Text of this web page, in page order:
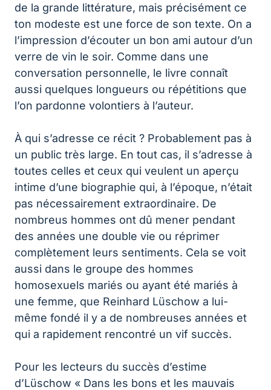
de la grande littérature, mais précisément ce
ton modeste est une force de son texte. On a
l’impression d’écouter un bon ami autour d’un
verre de vin le soir. Comme dans une
conversation personnelle, le livre connaît
aussi quelques longueurs ou répétitions que
l’on pardonne volontiers à l’auteur.
À qui s’adresse ce récit ? Probablement pas à
un public très large. En tout cas, il s’adresse à
toutes celles et ceux qui veulent un aperçu
intime d’une biographie qui, à l’époque, n’était
pas nécessairement extraordinaire. De
nombreus hommes ont dû mener pendant
des années une double vie ou réprimer
complètement leurs sentiments. Cela se voit
aussi dans le groupe des hommes
homosexuels mariés ou ayant été mariés à
une femme, que Reinhard Lüschow a lui-
même fondé il y a de nombreuses années et
qui a rapidement rencontré un vif succès.
Pour les lecteurs du succès d’estime
d’Lüschow « Dans les bons et les mauvais